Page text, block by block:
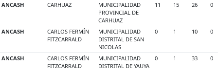
ANCASH CARHUAZ
MUNICIPALIDAD
PROVINCIAL DE
CARHUAZ
11 15 26 0
ANCASH
CARLOS FERMÍN
FITZCARRALD
MUNICIPALIDAD
DISTRITAL DE SAN
NICOLAS
0 1 10 0
ANCASH
CARLOS FERMÍN
FITZCARRALD
MUNICIPALIDAD
DISTRITAL DE YAUYA
0 1 33 0